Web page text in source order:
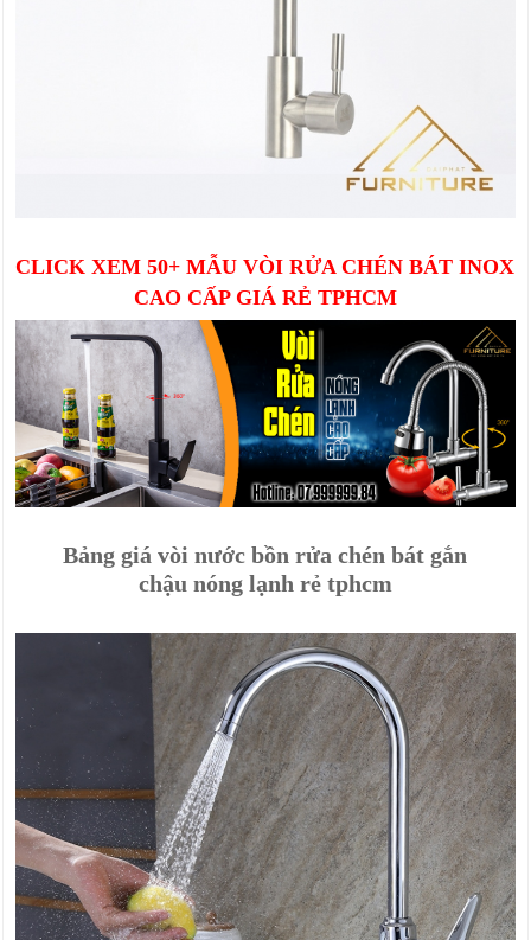
CLICK XEM 50+ MẪUVÒI RỬA CHÉN BÁT INOX
CAO CẤP GIÁ RẺ TPHCM
Bảng giá vòi nước bồn rửa chén bát gắn
chậu nóng lạnh rẻ tphcm